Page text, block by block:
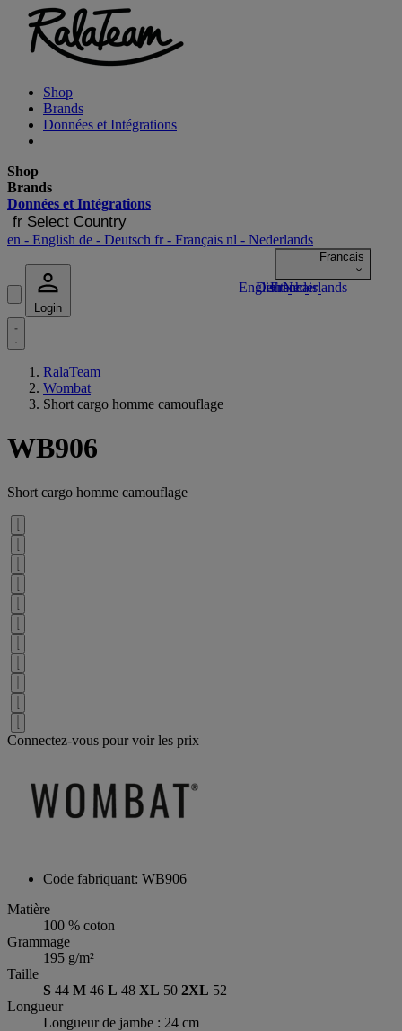
Shop
Brands
Données et Intégrations
Shop
Brands
Données et Intégrations
fr Select Country
en - English de - Deutsch fr- Français nl - Nederlands
Login
RalaTeam
Wombat
Short cargo homme camouflage
WB906
Short cargo homme camouflage
Connectez-vous pour voir les prix
Code fabriquant: WB906
Matière
100 % coton
Grammage
195 g/m²
Taille
S 44 M 46 L 48 XL 50 2XL 52
Longueur
Longueur de jambe : 24 cm